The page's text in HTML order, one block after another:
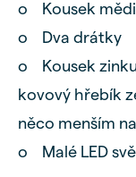
o Kousek mědi
o Dva drátky
o Kousek
kovový hřebík
něco menším
o Malé LED